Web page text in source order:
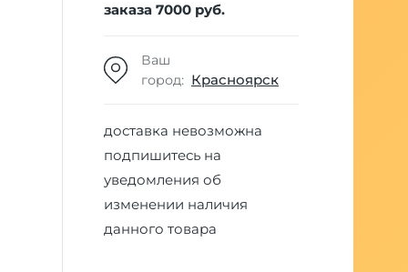
заказа 7000 руб.
Ваш
город: Красноярск
доставка невозможна
подпишитесь на
уведомления об
изменении наличия
данного товара